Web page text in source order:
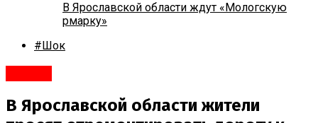
В Ярославской области ждут «Мологскую
рмарку»
#Шок
В Ярославской области жители